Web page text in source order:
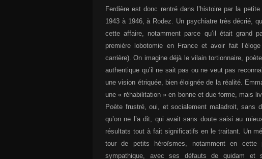
Ferdière est donc rentré dans l’histoire par la
1943 à 1946, à Rodez. Un psychiatre très décrié,
cette affaire, notamment parce qu’il était grand
première lobotomie en France et avoir fait
carrière). On imagine déjà le vilain tortionnaire,
authentique qu’il ne sait pas ou ne veut pas
une vision étriquée, bien éloignée de la réalité.
une « réhabilitation » en bonne et due forme, mais
Poète frustré, oui, et socialement maladroit, sans
qu’on ne l’a dit, qui avait sans doute saisi au
résultats tout à fait significatifs en le traitant. Un
tour de petits héroïsmes, notamment en cette
sympathique, avec ses défauts de quidam et